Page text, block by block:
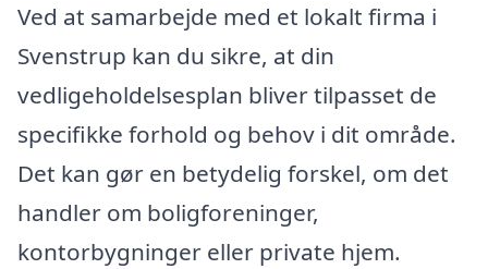
Ved at samarbejde med et lokalt firma i
Svenstrup kan du sikre, at din
vedligeholdelsesplan bliver tilpasset de
specifikke forhold og behov i dit område.
Det kan gør en betydelig forskel, om det
handler om boligforeninger,
kontorbygninger eller private hjem.